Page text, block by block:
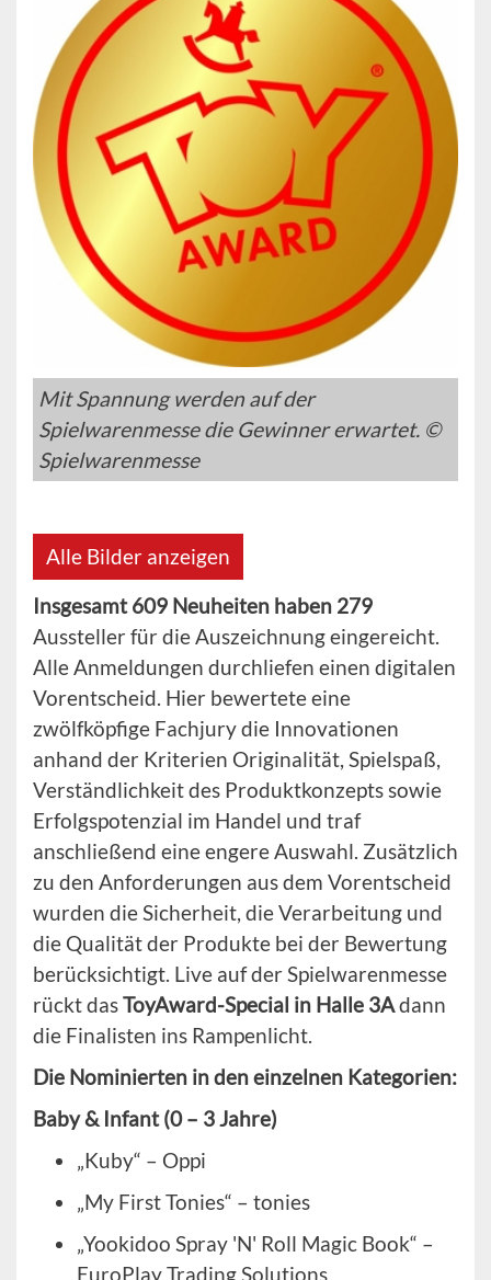
Mit Spannung werden auf der
Spielwarenmesse die Gewinner erwartet. ©
Spielwarenmesse
Alle Bilder anzeigen
Insgesamt 609 Neuheiten haben 279
Aussteller für die Auszeichnung eingereicht.
Alle Anmeldungen durchliefen einen digitalen
Vorentscheid. Hier bewertete eine
zwölfköpfige Fachjury die Innovationen
anhand der Kriterien Originalität, Spielspaß,
Verständlichkeit des Produktkonzepts sowie
Erfolgspotenzial im Handel und traf
anschließend eine engere Auswahl. Zusätzlich
zu den Anforderungen aus dem Vorentscheid
wurden die Sicherheit, die Verarbeitung und
die Qualität der Produkte bei der Bewertung
berücksichtigt. Live auf der Spielwarenmesse
rückt dasToyAward-Special in Halle 3Adann
die Finalisten ins Rampenlicht.
Die Nominierten in den einzelnen Kategorien:
Baby & Infant (0 – 3 Jahre)
„Kuby“ – Oppi
„My First Tonies“ – tonies
„Yookidoo Spray 'N' Roll Magic Book“ –
EuroPlay Trading Solutions